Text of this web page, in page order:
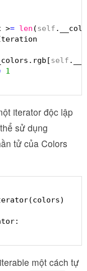
>= len (self
self
1
iterator độc lập
sử dụng
tử của Colors
một cách tự